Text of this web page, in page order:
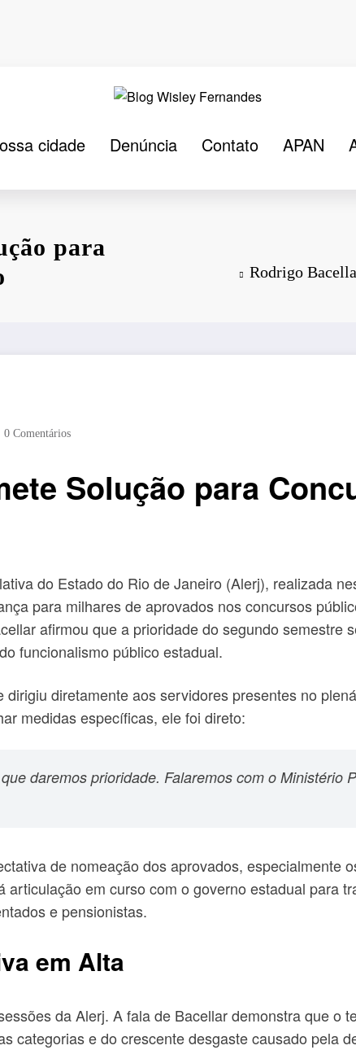
cidade Denúncia Contato APAN
para
Rodrigo
0 Comentários
Solução para
do Estado do Rio de Janeiro (Alerj), realizada
para milhares de aprovados nos concursos
afirmou que a prioridade do segundo semestre
funcionalismo público estadual.
diretamente aos servidores presentes no
medidas específicas, ele foi direto:
daremos prioridade. Falaremos com o Ministério
de nomeação dos aprovados, especialmente
em curso com o governo estadual para
e pensionistas.
em Alta
da Alerj. A fala de Bacellar demonstra que o
categorias e do crescente desgaste causado pela